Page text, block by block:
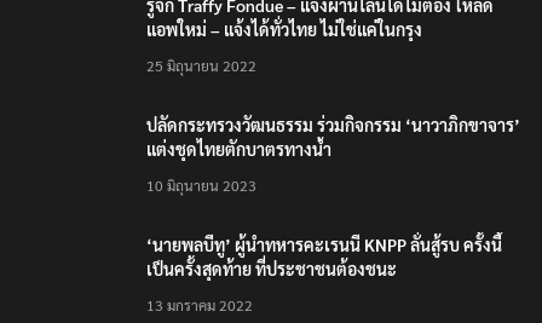
รู้จัก Traffy Fondue – แจ้งผ่านไลน์ได้ไม่ต้อง โหลด
แอพใหม่ – แจ้งได้ทั่วไทย ไม่ใช่แค่ในกรุง
25 มิถุนายน 2022
ปลัดกระทรวงวัฒนธรรม ร่วมกิจกรรม ‘นาวาภิกขาจาร’
แต่งชุดไทยตักบาตรทางน้ำ
10 มิถุนายน 2023
‘นายพลบีทู’ ผู้นำทหารคะเรนนี KNPP ลั่นสู้รบ ครั้งนี้
เป็นครั้งสุดท้าย ที่ประชาชนต้องชนะ
13 มกราคม 2022